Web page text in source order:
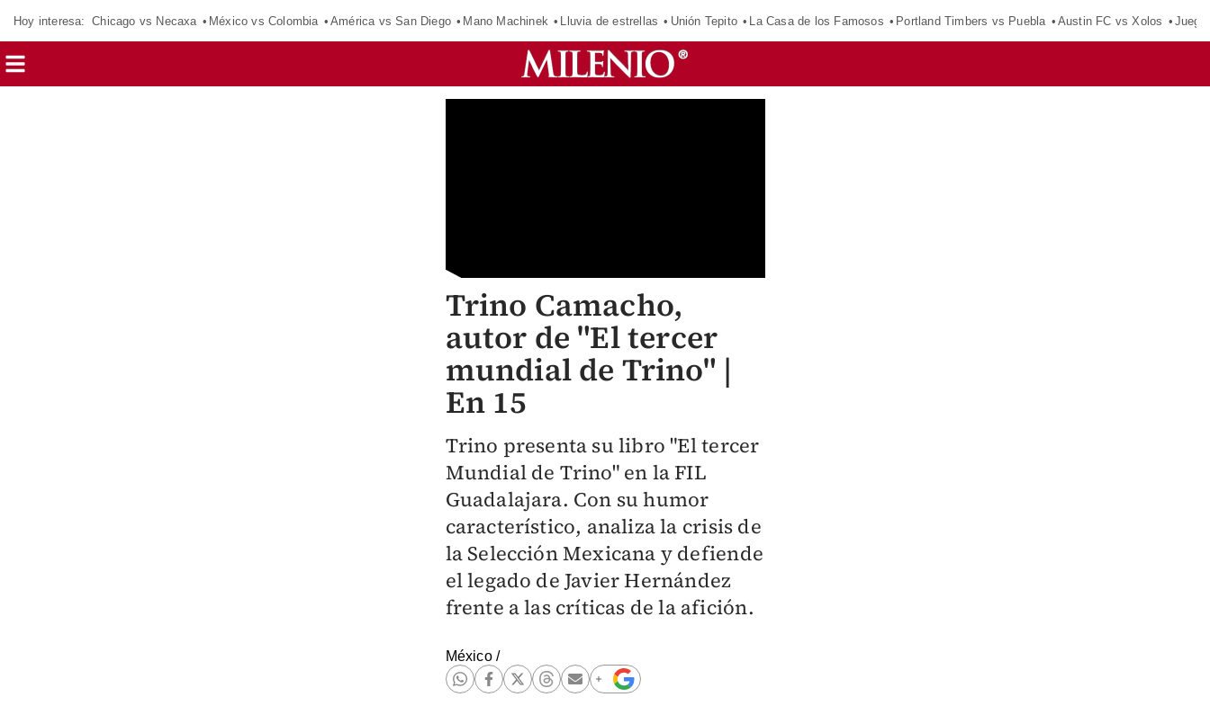
Hoy interesa: Chicago vs Necaxa México vs Colombia América vs San Diego Mano Machinek Lluvia de estrellas Unión Tepito La Casa de los Famosos Portland Timbers vs Puebla Austin FC vs Xolos
Trino Camacho,
autor de "El tercer
mundial de Trino" |
En 15
Trino presenta su libro "El tercer
Mundial de Trino" en la FIL
Guadalajara. Con su humor
característico, analiza la crisis de
la Selección Mexicana y defiende
el legado de Javier Hernández
frente a las críticas de la afición.
México/